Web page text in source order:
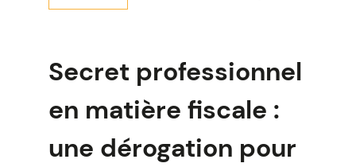
Secret professionnel
en matière fiscale :
une dérogation pour